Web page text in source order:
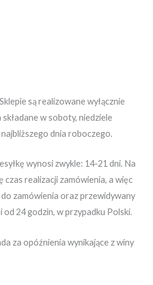
są realizowane wyłącznie
w soboty, niedziele
dnia roboczego.
wynosi zwykle: 14-21 dni. Na
czas realizacji zamówienia, a więc
zamówienia oraz przewidywany
24 godzin, w przypadku Polski.
za opóźnienia wynikające z winy